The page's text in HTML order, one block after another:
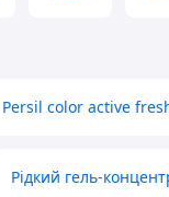
Persil color active
Рідкий гель-